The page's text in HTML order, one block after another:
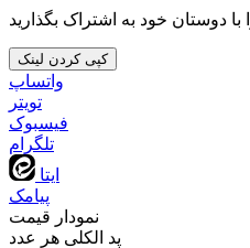
کپی کردن لینک
واتساپ
تويتر
فیسبوک
تلگرام
ایتا
پیامک
نمودار قیمت
پد الکلی هر عدد